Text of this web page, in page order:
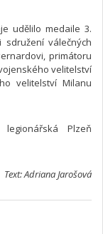
udělilo medaile 3.
válečných
primátoru
velitelství
velitelství Milanu
Plzeň
Text: Adriana Jarošová